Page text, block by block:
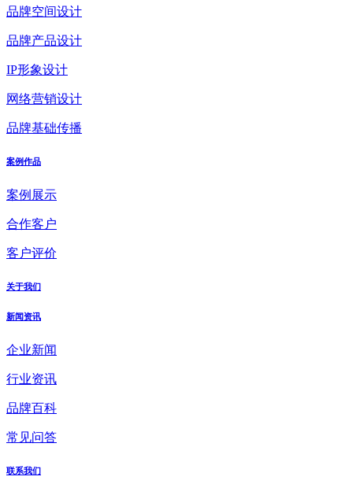
品牌空间设计
品牌产品设计
IP形象设计
网络营销设计
品牌基础传播
案例作品
案例展示
合作客户
客户评价
关于我们
新闻资讯
企业新闻
行业资讯
品牌百科
常见问答
联系我们